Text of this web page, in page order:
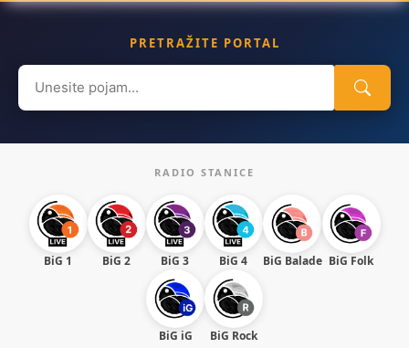
PRETRAŽITE PORTAL
Search
for:
RADIO STANICE
BiG 1 BiG 2 BiG 3 BiG 4 BiG Balade BiG Folk
BiG iG BiG Rock